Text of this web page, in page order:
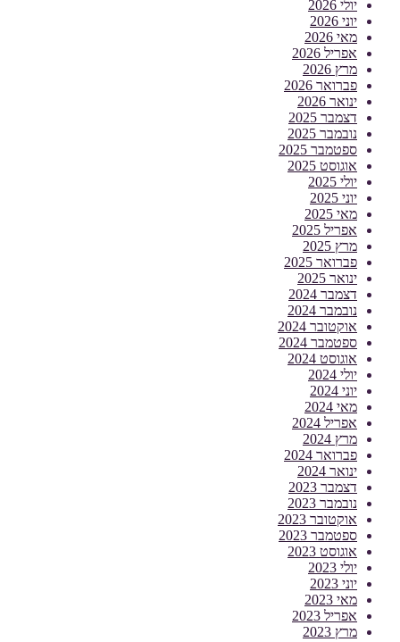
יולי 2026
יוני 2026
מאי 2026
אפריל 2026
מרץ 2026
פברואר 2026
ינואר 2026
דצמבר 2025
נובמבר 2025
ספטמבר 2025
אוגוסט 2025
יולי 2025
יוני 2025
מאי 2025
אפריל 2025
מרץ 2025
פברואר 2025
ינואר 2025
דצמבר 2024
נובמבר 2024
אוקטובר 2024
ספטמבר 2024
אוגוסט 2024
יולי 2024
יוני 2024
מאי 2024
אפריל 2024
מרץ 2024
פברואר 2024
ינואר 2024
דצמבר 2023
נובמבר 2023
אוקטובר 2023
ספטמבר 2023
אוגוסט 2023
יולי 2023
יוני 2023
מאי 2023
אפריל 2023
מרץ 2023